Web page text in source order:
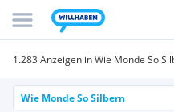
1.283 Anzeigen in Wie Monde So